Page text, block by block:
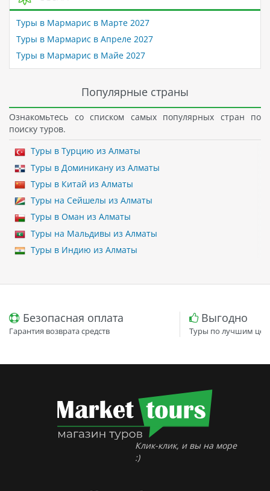
Туры в Мармарис в Марте 2027
Туры в Мармарис в Апреле 2027
Туры в Мармарис в Майе 2027
Популярные страны
Ознакомьтесь со списком самых популярных стран по
поиску туров.
Туры в Турцию из Алматы
Туры в Доминикану из Алматы
Туры в Китай из Алматы
Туры на Сейшелы из Алматы
Туры в Оман из Алматы
Туры на Мальдивы из Алматы
Туры в Индию из Алматы
Безопасная оплата
Гарантия возврата средств
Выгодно
Туры по лучшим
Клик-клик, и вы на море
:)